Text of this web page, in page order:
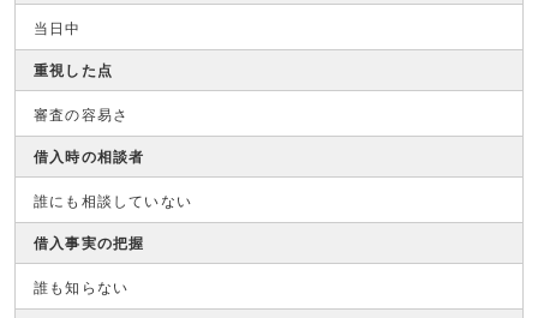
当日中
重視した点
審査の容易さ
借入時の相談者
誰にも相談していない
借入事実の把握
誰も知らない